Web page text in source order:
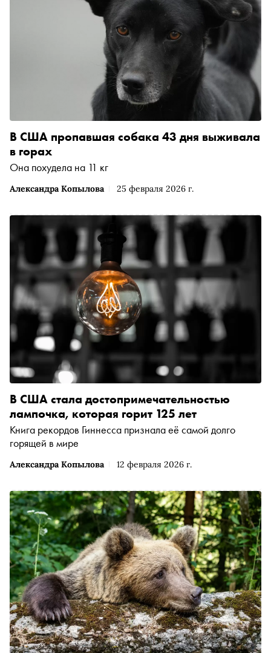
Александра Копылова 25 февраля 2026 г.
В США пропавшая собака 43 дня выживала
в горах
Она похудела на 11 кг
Александра Копылова 12 февраля 2026 г.
В США стала достопримечательностью
лампочка, которая горит 125 лет
Книга рекордов Гиннесса признала её самой долго
горящей в мире